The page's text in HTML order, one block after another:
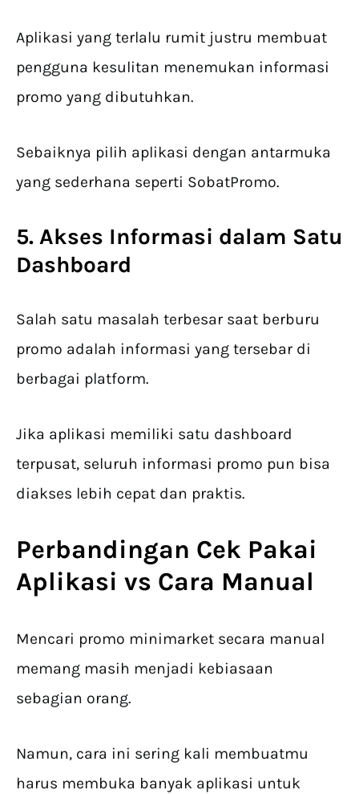
Aplikasi yang terlalu rumit justru membuat
pengguna kesulitan menemukan informasi
promo yang dibutuhkan.
Sebaiknya pilih aplikasi dengan antarmuka
yang sederhana seperti SobatPromo.
5. Akses Informasi dalam Satu
Dashboard
Salah satu masalah terbesar saat berburu
promo adalah informasi yang tersebar di
berbagai platform.
Jika aplikasi memiliki satu dashboard
terpusat, seluruh informasi promo pun bisa
diakses lebih cepat dan praktis.
Perbandingan Cek Pakai
Aplikasi vs Cara Manual
Mencari promo minimarket secara manual
memang masih menjadi kebiasaan
sebagian orang.
Namun, cara ini sering kali membuatmu
harus membuka banyak aplikasi untuk